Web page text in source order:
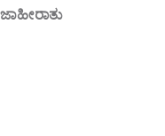
ಜಾಹೀರಾತು